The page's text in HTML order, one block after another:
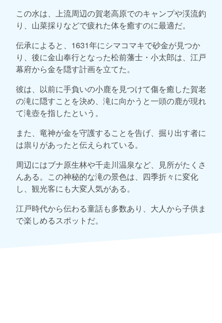
この水は、上流周辺の賀老高原でのキャンプや渓流釣
り、山菜採りなどで疲れた体を癒すのに最適だ。
伝承によると、1631年にシマコマキで砂金が見つか
り、後に金山奉行となった松前藩士・小太郎は、江戸
幕府から金を隠す計画を立てた。
彼は、以前に手負いの小鹿を見つけて傷を癒した賀老
の滝に隠すことを決め、滝に向かうと一頭の鹿が現れ
て滝壺を指したという。
また、竜神が金を守護することを告げ、掘り出す者に
は祟りがあったと伝えられている。
周辺にはブナ原生林や千走川温泉など、見所がたくさ
んある。この神秘的な滝の景色は、四季折々に変化
し、観光客にも大変人気がある。
江戸時代から伝わる童話も多数あり、大人から子供ま
で楽しめるスポットだ。